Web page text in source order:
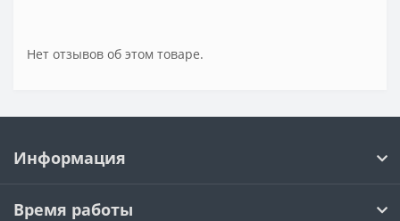
Нет отзывов об этом товаре.
Информация
Время работы